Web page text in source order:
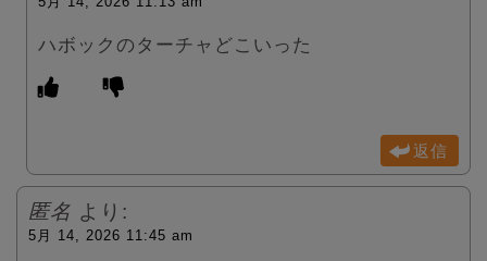
ハボックのターチャどこいった
返信
匿名 より:
5月 14, 2026 11:45 am